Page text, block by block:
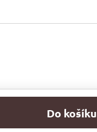
Do košíku